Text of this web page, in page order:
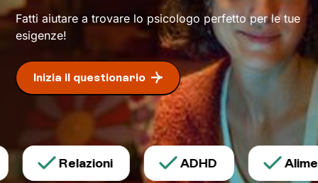
Fatti aiutare a trovare lo psicologo perfetto per le tue
esigenze!
Inizia il questionario
Relazioni ADHD